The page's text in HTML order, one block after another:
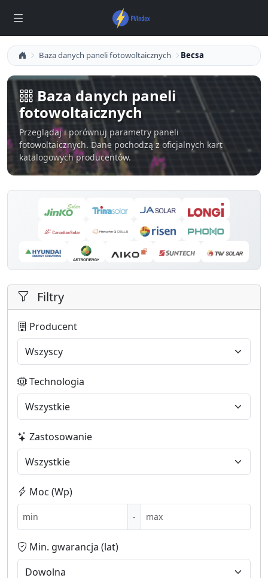
Baza danych paneli fotowoltaicznych Becsa
Baza danych paneli
fotowoltaicznych
Przeglądaj i porównuj parametry paneli
fotowoltaicznych. Dane pochodzą z oficjalnych kart
katalogowych producentów.
Filtry
Producent
Technologia
Zastosowanie
Moc (Wp)
-
Min. gwarancja (lat)